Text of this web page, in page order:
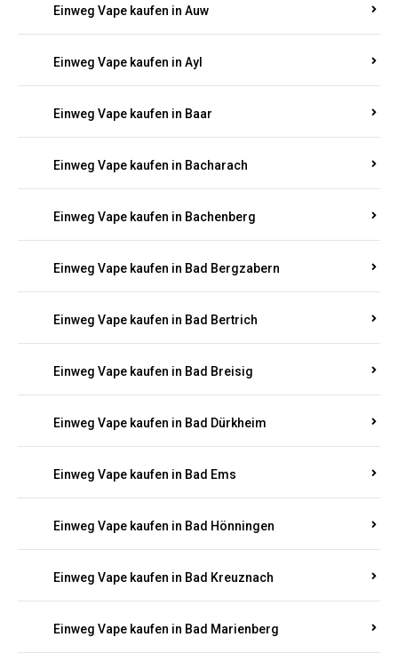
Einweg Vape kaufen in Auw
Einweg Vape kaufen in Ayl
Einweg Vape kaufen in Baar
Einweg Vape kaufen in Bacharach
Einweg Vape kaufen in Bachenberg
Einweg Vape kaufen in Bad Bergzabern
Einweg Vape kaufen in Bad Bertrich
Einweg Vape kaufen in Bad Breisig
Einweg Vape kaufen in Bad Dürkheim
Einweg Vape kaufen in Bad Ems
Einweg Vape kaufen in Bad Hönningen
Einweg Vape kaufen in Bad Kreuznach
Einweg Vape kaufen in Bad Marienberg